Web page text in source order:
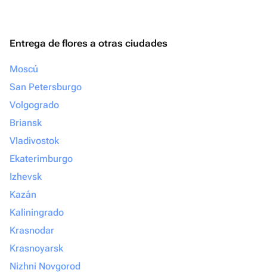
Entrega de flores a otras ciudades
Moscú
San Petersburgo
Volgogrado
Briansk
Vladivostok
Ekaterimburgo
Izhevsk
Kazán
Kaliningrado
Krasnodar
Krasnoyarsk
Nizhni Novgorod